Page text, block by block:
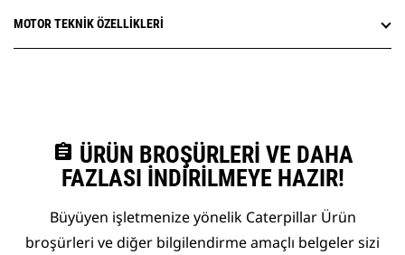
MOTOR TEKNIK ÖZELLIKLERI
assignment ÜRÜN BROŞÜRLERI VE DAHA
FAZLASI İNDIRILMEYE HAZIR!
Büyüyen işletmenize yönelik Caterpillar Ürün
broşürleri ve diğer bilgilendirme amaçlı belgeler sizi